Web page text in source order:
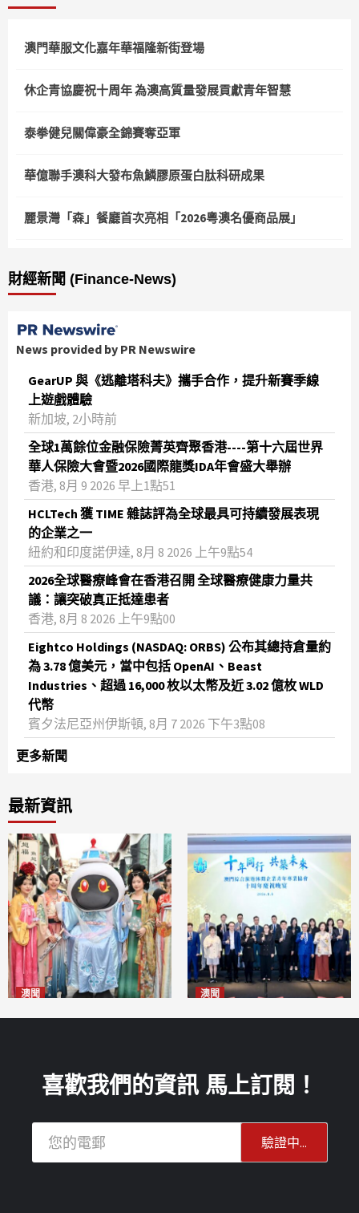
澳門華服文化嘉年華福隆新街登場
休企青協慶祝十周年 為澳高質量發展貢獻青年智慧
泰拳健兒關偉豪全錦賽奪亞軍
華億聯手澳科大發布魚鱗膠原蛋白肽科研成果
麗景灣「森」餐廳首次亮相「2026粵澳名優商品展」
財經新聞 (Finance-News)
News provided by PR Newswire
GearUP 與《逃離塔科夫》攜手合作，提升新賽季線
上遊戲體驗
新加坡, 2小時前
全球1萬餘位金融保險菁英齊聚香港----第十六屆世界
華人保險大會暨2026國際龍獎IDA年會盛大舉辦
香港, 8月 9 2026 早上1點51
HCLTech 獲 TIME 雜誌評為全球最具可持續發展表現
的企業之一
紐約和印度諾伊達, 8月 8 2026 上午9點54
2026全球醫療峰會在香港召開 全球醫療健康力量共
議：讓突破真正抵達患者
香港, 8月 8 2026 上午9點00
Eightco Holdings (NASDAQ: ORBS) 公布其總持倉量約
為 3.78 億美元，當中包括 OpenAI、Beast
Industries、超過 16,000 枚以太幣及近 3.02 億枚 WLD
代幣
賓夕法尼亞州伊斯頓, 8月 7 2026 下午3點08
更多新聞
最新資訊
澳聞 澳聞
喜歡我們的資訊 馬上訂閱！